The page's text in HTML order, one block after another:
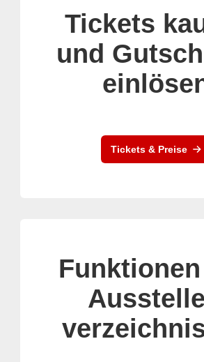
Tickets
und
Tickets & Preise